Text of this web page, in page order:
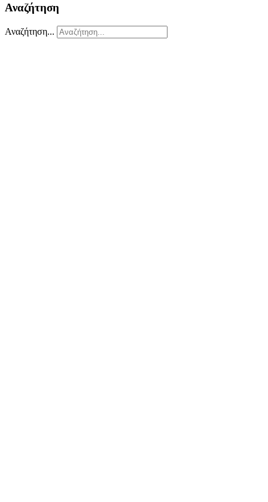
Αναζήτηση
Αναζήτηση...